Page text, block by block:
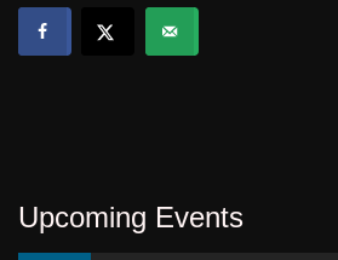
Upcoming Events